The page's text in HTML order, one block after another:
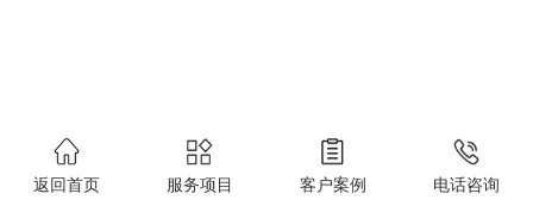
返回首页 服务项目 客户案例 电话咨询